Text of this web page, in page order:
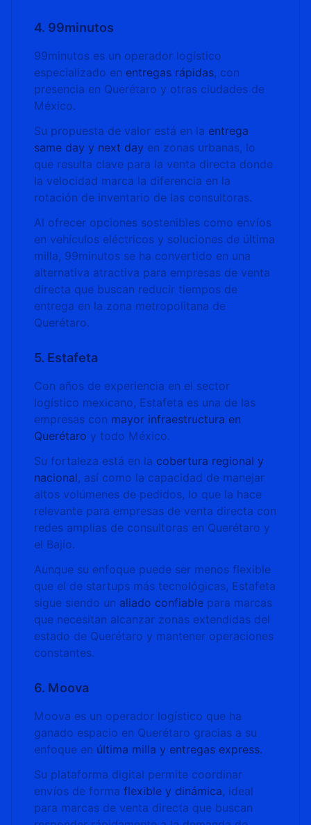
4. 99minutos
99minutos es un operador logístico
especializado en entregas rápidas, con
presencia en Querétaro y otras ciudades de
México.
Su propuesta de valor está en la entrega
same day y next day en zonas urbanas, lo
que resulta clave para la venta directa donde
la velocidad marca la diferencia en la
rotación de inventario de las consultoras.
Al ofrecer opciones sostenibles como envíos
en vehículos eléctricos y soluciones de última
milla, 99minutos se ha convertido en una
alternativa atractiva para empresas de venta
directa que buscan reducir tiempos de
entrega en la zona metropolitana de
Querétaro.
5. Estafeta
Con años de experiencia en el sector
logístico mexicano, Estafeta es una de las
empresas con mayor infraestructura en
Querétaro y todo México.
Su fortaleza está en la cobertura regional y
nacional, así como la capacidad de manejar
altos volúmenes de pedidos, lo que la hace
relevante para empresas de venta directa con
redes amplias de consultoras en Querétaro y
el Bajío.
Aunque su enfoque puede ser menos flexible
que el de startups más tecnológicas, Estafeta
sigue siendo un aliado confiable para marcas
que necesitan alcanzar zonas extendidas del
estado de Querétaro y mantener operaciones
constantes.
6. Moova
Moova es un operador logístico que ha
ganado espacio en Querétaro gracias a su
enfoque en última milla y entregas express.
Su plataforma digital permite coordinar
envíos de forma flexible y dinámica, ideal
para marcas de venta directa que buscan